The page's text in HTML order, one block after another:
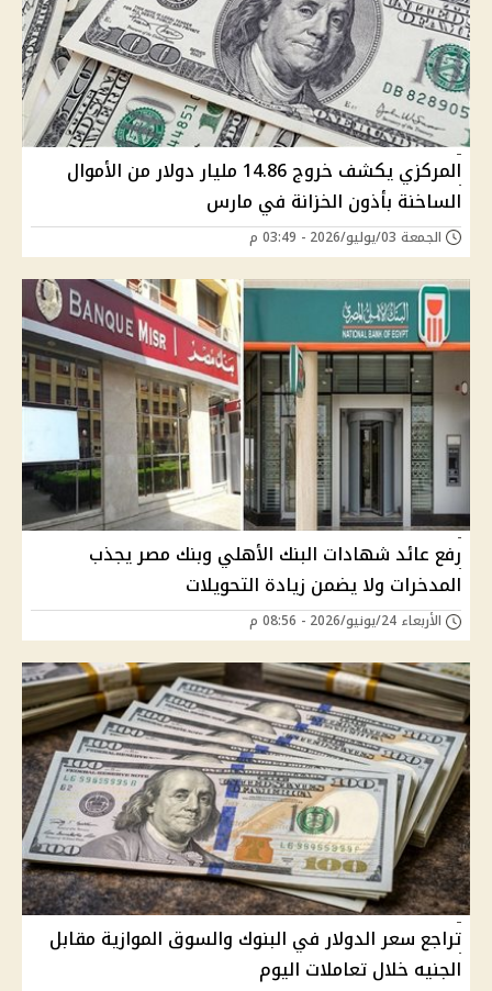
المركزي يكشف خروج 14.86 مليار دولار من الأموال
الساخنة بأذون الخزانة في مارس
الجمعة 03/يوليو/2026 - 03:49 م
رفع عائد شهادات البنك الأهلي وبنك مصر يجذب
المدخرات ولا يضمن زيادة التحويلات
الأربعاء 24/يونيو/2026 - 08:56 م
تراجع سعر الدولار في البنوك والسوق الموازية مقابل
الجنيه خلال تعاملات اليوم